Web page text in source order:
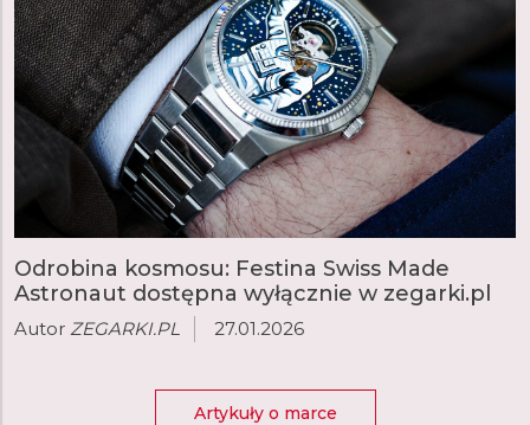
Klasyczny design i
łatwość użytkowania
sprawiają, że jest to
idealny towarzysz
zarówno na dzień w
biurze, jak i na
wieczorny trening.
Jak podłączyćzegarekFestina Connected do
smartfona:
Odrobina kosmosu: Festina Swiss Made
Astronaut dostępna wyłącznie w zegarki.pl
Autor ZEGARKI.PL 27.01.2026
Artykuły o marce